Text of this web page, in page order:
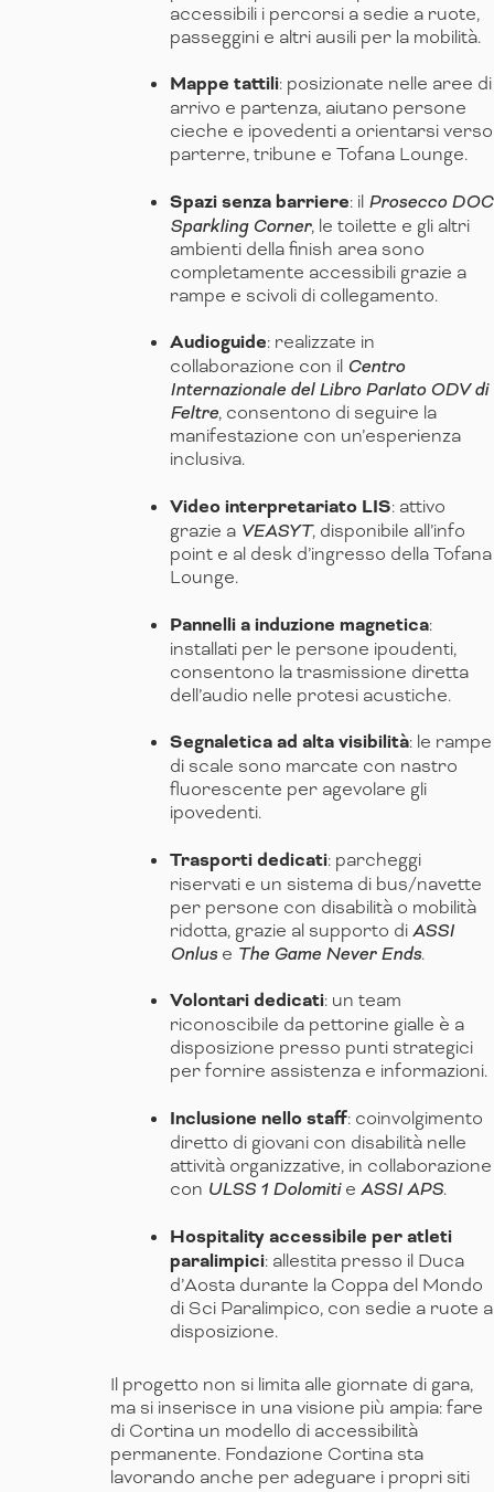
accessibili i percorsi a sedie a ruote,
passeggini e altri ausili per la mobilità.
Mappe tattili: posizionate nelle aree di
arrivo e partenza, aiutano persone
cieche e ipovedenti a orientarsi verso
parterre, tribune e Tofana Lounge.
Spazi senza barriere: il Prosecco DOC
Sparkling Corner, le toilette e gli altri
ambienti della finish area sono
completamente accessibili grazie a
rampe e scivoli di collegamento.
Audioguide: realizzate in
collaborazione con il Centro
Internazionale del Libro Parlato ODV di
Feltre, consentono di seguire la
manifestazione con un’esperienza
inclusiva.
Video interpretariato LIS: attivo
grazie a VEASYT, disponibile all’info
point e al desk d’ingresso della Tofana
Lounge.
Pannelli a induzione magnetica:
installati per le persone ipoudenti,
consentono la trasmissione diretta
dell’audio nelle protesi acustiche.
Segnaletica ad alta visibilità: le rampe
di scale sono marcate con nastro
fluorescente per agevolare gli
ipovedenti.
Trasporti dedicati: parcheggi
riservati e un sistema di bus/navette
per persone con disabilità o mobilità
ridotta, grazie al supporto diASSI
Onluse The Game Never Ends.
Volontari dedicati: un team
riconoscibile da pettorine gialle è a
disposizione presso punti strategici
per fornire assistenza e informazioni.
Inclusione nello staff: coinvolgimento
diretto di giovani con disabilità nelle
attività organizzative, in collaborazione
con ULSS 1 Dolomitie ASSI APS.
Hospitality accessibile per atleti
paralimpici: allestita presso il Duca
d’Aosta durante la Coppa del Mondo
di Sci Paralimpico, con sedie a ruote a
disposizione.
Il progetto non si limita alle giornate di gara,
ma si inserisce in una visione più ampia: fare
di Cortina un modello di accessibilità
permanente. Fondazione Cortina sta
lavorando anche per adeguare i propri siti